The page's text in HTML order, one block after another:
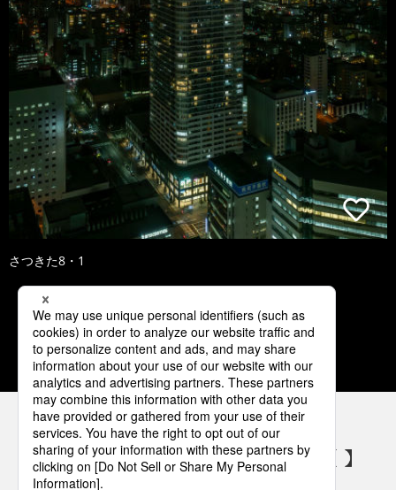
さつきた8・1
1 2 3 4 5
パナソニックの電気設備 SNSアカウント